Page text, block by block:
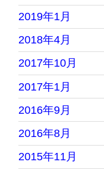
2019年1月
2018年4月
2017年10月
2017年1月
2016年9月
2016年8月
2015年11月